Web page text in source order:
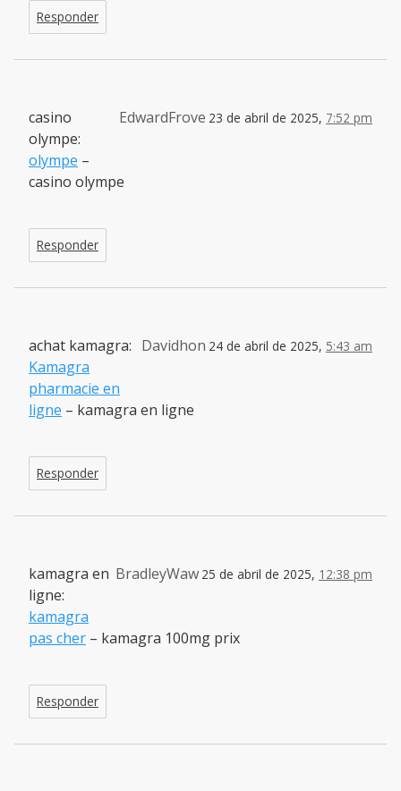
Responder
EdwardFrove 23 de abril de 2025, 7:52 pm
casino
olympe:
olympe –
casino olympe
Responder
Davidhon 24 de abril de 2025, 5:43 am
achat kamagra:
Kamagra
pharmacie en
ligne – kamagra en ligne
Responder
BradleyWaw 25 de abril de 2025, 12:38 pm
kamagra en
ligne:
kamagra
pas cher – kamagra 100mg prix
Responder